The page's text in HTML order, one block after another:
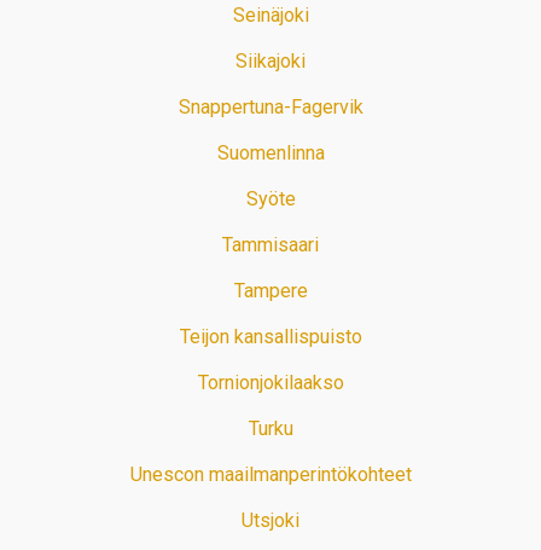
Seinäjoki
Siikajoki
Snappertuna-Fagervik
Suomenlinna
Syöte
Tammisaari
Tampere
Teijon kansallispuisto
Tornionjokilaakso
Turku
Unescon maailmanperintökohteet
Utsjoki